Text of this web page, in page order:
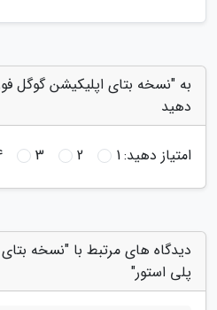
به "نسخه بتای اپلیکیشن گوگل
دهید
امتیاز دهید:1
2
3
دیدگاه های مرتبط با "نسخه
پلی استور"